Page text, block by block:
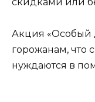
Акция «Особый
горожанам, что
нуждаются в